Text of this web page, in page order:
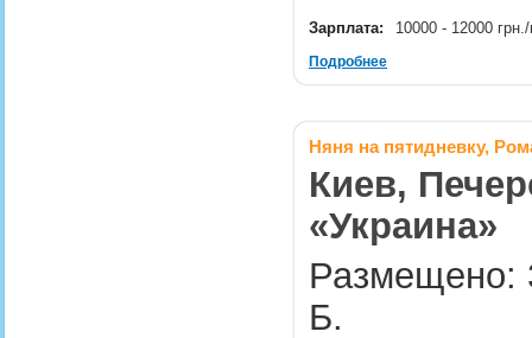
Зарплата: 10000 - 12000
Подробнее
Няня на пятидневку,
Киев,
«Украина»
Размещено:
Б.